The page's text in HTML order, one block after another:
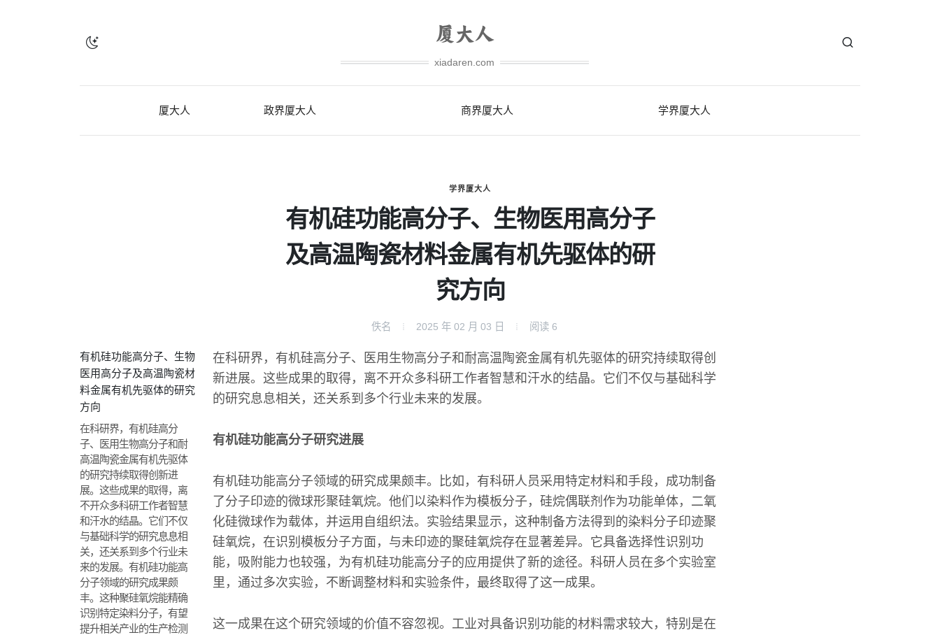
xiadaren.com
厦大人 政界厦大人 商界厦大人 学界厦大人
学界厦大人
有机硅功能高分子、生物医用高分子
及高温陶瓷材料金属有机先驱体的研
究方向
佚名 2025 年 02 月 03 日 阅读 6
有机硅功能高分子、生物
医用高分子及高温陶瓷材
料金属有机先驱体的研究
方向
在科研界，有机硅高分
子、医用生物高分子和耐
高温陶瓷金属有机先驱体
的研究持续取得创新进
展。这些成果的取得，离
不开众多科研工作者智慧
和汗水的结晶。它们不仅
与基础科学的研究息息相
关，还关系到多个行业未
来的发展。有机硅功能高
分子领域的研究成果颇
丰。这种聚硅氧烷能精确
识别特定染料分子，有望
提升相关产业的生产检测
在科研界，有机硅高分子、医用生物高分子和耐高温陶瓷金属有机先驱体的研究持续取得创
新进展。这些成果的取得，离不开众多科研工作者智慧和汗水的结晶。它们不仅与基础科学
的研究息息相关，还关系到多个行业未来的发展。
有机硅功能高分子研究进展
有机硅功能高分子领域的研究成果颇丰。比如，有科研人员采用特定材料和手段，成功制备
了分子印迹的微球形聚硅氧烷。他们以染料作为模板分子，硅烷偶联剂作为功能单体，二氧
化硅微球作为载体，并运用自组织法。实验结果显示，这种制备方法得到的染料分子印迹聚
硅氧烷，在识别模板分子方面，与未印迹的聚硅氧烷存在显著差异。它具备选择性识别功
能，吸附能力也较强，为有机硅功能高分子的应用提供了新的途径。科研人员在多个实验室
里，通过多次实验，不断调整材料和实验条件，最终取得了这一成果。
这一成果在这个研究领域的价值不容忽视。工业对具备识别功能的材料需求较大，特别是在